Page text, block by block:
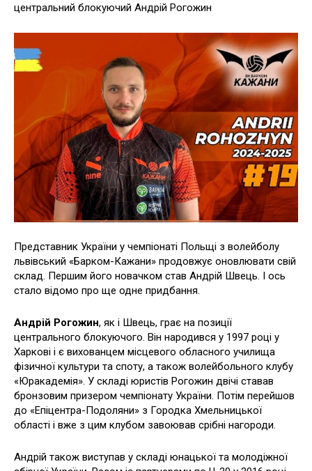
центральний блокуючий Андрій Рогожин
Представник України у чемпіонаті Польщі з волейболу
львівський «Барком-Кажани» продовжує оновлювати свій
склад. Першим його новачком став Андрій Швець. І ось
стало відомо про ще одне придбання.
Андрій Рогожин, як і Швець, грає на позиції
центрального блокуючого. Він народився у 1997 році у
Харкові і є вихованцем місцевого обласного училища
фізичної культури та споту, а також волейбольного клубу
«Юракадемія». У складі юристів Рогожин двічі ставав
бронзовим призером чемпіонату України. Потім перейшов
до «Епіцентра-Подоляни» з Городка Хмельницької
області і вже з цим клубом завоював срібні нагороди.
Андрій також виступав у складі юнацької та молодіжної